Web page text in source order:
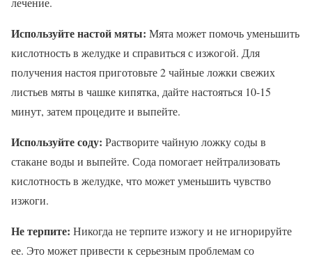
Используйте настой мяты: Мята может помочь уменьшить
кислотность в желудке и справиться с изжогой. Для
получения настоя приготовьте 2 чайные ложки свежих
листьев мяты в чашке кипятка, дайте настояться 10-15
минут, затем процедите и выпейте.
Используйте соду: Растворите чайную ложку соды в
стакане воды и выпейте. Сода помогает нейтрализовать
кислотность в желудке, что может уменьшить чувство
изжоги.
Не терпите: Никогда не терпите изжогу и не игнорируйте
ее. Это может привести к серьезным проблемам со